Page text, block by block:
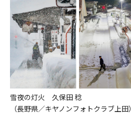
雪夜の灯火 久保田 稔
（長野県／キヤノンフォトクラブ上田）